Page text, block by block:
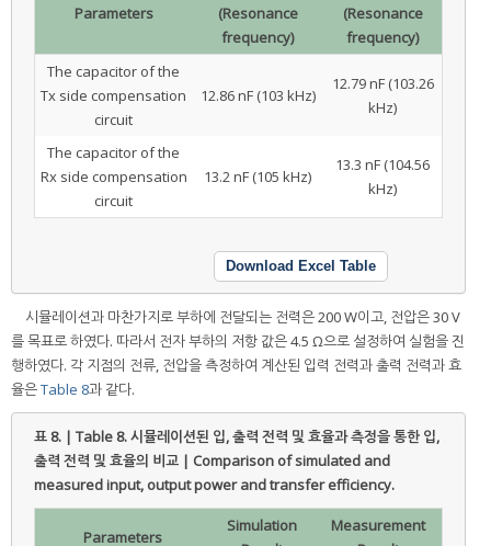
Parameters
(Resonance
frequency)
(Resonance
frequency)
The capacitor of the
Tx side compensation
circuit
12.86 nF (103 kHz)
12.79 nF (103.26
kHz)
The capacitor of the
Rx side compensation
circuit
13.2 nF (105 kHz)
13.3 nF (104.56
kHz)
Download Excel Table
시뮬레이션과 마찬가지로 부하에 전달되는 전력은 200 W이고, 전압은 30 V
를 목표로 하였다. 따라서 전자 부하의 저항 값은 4.5 Ω으로 설정하여 실험을 진
행하였다. 각 지점의 전류, 전압을 측정하여 계산된 입력 전력과 출력 전력과 효
율은Table 8과 같다.
표 8. | Table 8.시뮬레이션된 입, 출력 전력 및 효율과 측정을 통한 입,
출력 전력 및 효율의 비교 | Comparison of simulated and
measured input, output power and transfer efficiency.
Parameters
Simulation
Measurement